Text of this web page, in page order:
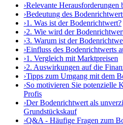
›Relevante Herausforderungen
›Bedeutung des
›1. Was ist der Bodenrichtwert?
›2. Wie wird der
›3. Warum ist der
›Einfluss des Bodenrichtwerts
›1. Vergleich mit Marktpreisen
›2. Auswirkungen auf die
›Tipps zum Umgang mit dem
›So motivieren Sie potenzielle
Profis
›Der Bodenrichtwert als
Grundstückskauf
›Q&A - Häufige Fragen zum